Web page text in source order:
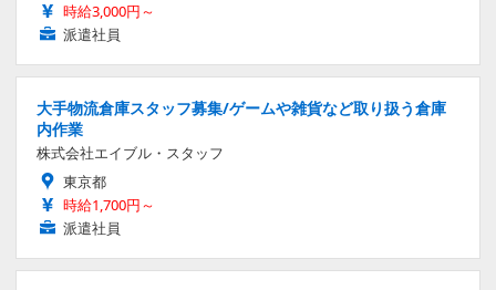
時給3,000円～
派遣社員
大手物流倉庫スタッフ募集/ゲームや雑貨など取り扱う倉庫
内作業
株式会社エイブル・スタッフ
東京都
時給1,700円～
派遣社員